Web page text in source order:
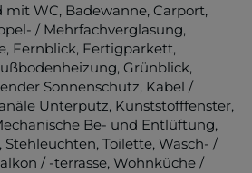
mit WC Badewanne Carport
/ Mehrfachverglasung
Fernblick Fertigparkett
Grünblick
Sonnenschutz Kabel /
Unterputz Kunststofffenster
Be- und Entlüftung
Stehleuchten Toilette Wasch- /
/ -terrasse Wohnküche /